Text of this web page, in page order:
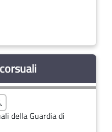
della Guardia di